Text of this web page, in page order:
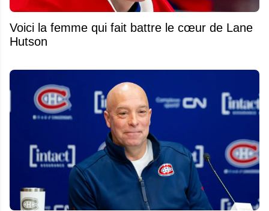
Voici la femme qui fait battre le cœur de Lane
Hutson